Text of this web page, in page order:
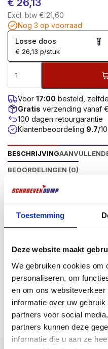
Toestemming
Deze website maakt
We gebruiken cookies om
personaliseren, om
en om ons
informatie over uw
partners voor social
partners kunnen deze
informatie die u aan ze
€ 26,13
Excl. btw € 21,60
Nog 3 op voorraad
Losse doos
€ 26,13 p/stuk
Voor 17:00 besteld,
Gratis verzending vanaf
100 dagen retourgarantie
Klantenbeoordeling 9.7/10
BESCHRIJVING
BEOORDELINGEN (0)
Spaanplaatschroeven
A2 kunnen zowel binnen
en hebben een Torx
Torx aandrijving zijn een
tussen gereedschap en
het gereedschap uit de
montage vergemakkelijkt.
Gebruik bij voorkeur
optimale verbinding.
voorzien van een
Meer weergeven